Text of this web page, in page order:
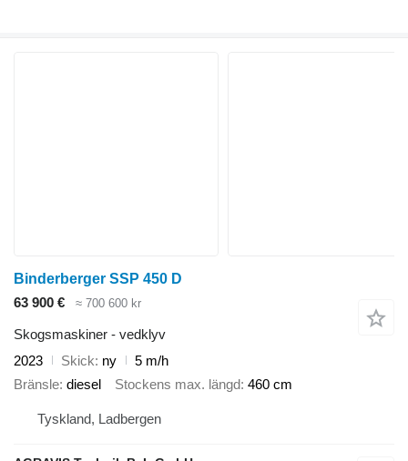
Binderberger SSP 450 D
63 900 €
≈ 700 600 kr
Skogsmaskiner - vedklyv
2023
Skick ny
5 m/h
Bränsle diesel Stockens max. längd 460 cm
Tyskland, Ladbergen